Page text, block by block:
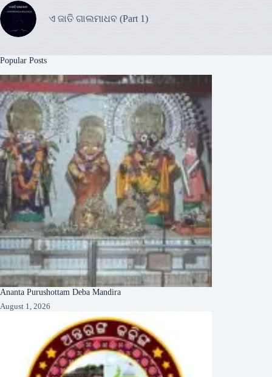
ଏ ଜାତି ଗାଲମାଧବ (Part 1)
Popular Posts
Ananta Purushottam Deba Mandira
August 1, 2026